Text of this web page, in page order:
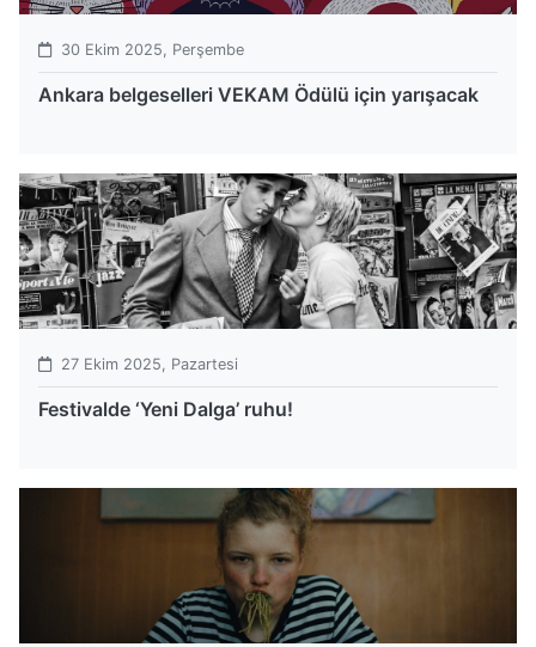
30 Ekim 2025, Perşembe
Ankara belgeselleri VEKAM Ödülü için yarışacak
27 Ekim 2025, Pazartesi
Festivalde ‘Yeni Dalga’ ruhu!